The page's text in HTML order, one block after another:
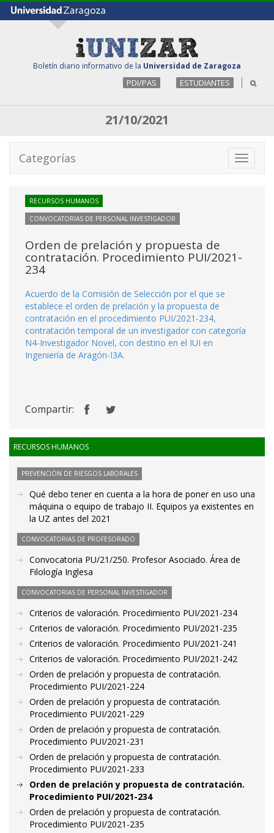
Boletín diario informativo de la Universidad de Zaragoza
PDI/PAS ESTUDIANTES
21/10/2021
Toggle
Categorías
RECURSOS HUMANOS
CONVOCATORIAS DE PERSONAL INVESTIGADOR
Orden de prelación y propuesta de
contratación. Procedimiento PUI/2021-
234
Acuerdo de la Comisión de Selección por el que se
establece el orden de prelación y la propuesta de
contratación en el procedimiento PUI/2021-234,
contratación temporal de un investigador con categoría
N4-Investigador Novel, con destino en el IUI en
Ingeniería de Aragón-I3A.
Compartir:
RECURSOS HUMANOS
PREVENCIÓN DE RIESGOS LABORALES
Qué debo tener en cuenta a la hora de poner en uso una
máquina o equipo de trabajo II. Equipos ya existentes en
la UZ antes del 2021
CONVOCATORIAS DE PROFESORADO
Convocatoria PU/21/250. Profesor Asociado. Área de
Filología Inglesa
CONVOCATORIAS DE PERSONAL INVESTIGADOR
Criterios de valoración. Procedimiento PUI/2021-234
Criterios de valoración. Procedimiento PUI/2021-235
Criterios de valoración. Procedimiento PUI/2021-241
Criterios de valoración. Procedimiento PUI/2021-242
Orden de prelación y propuesta de contratación.
Procedimiento PUI/2021-224
Orden de prelación y propuesta de contratación.
Procedimiento PUI/2021-229
Orden de prelación y propuesta de contratación.
Procedimiento PUI/2021-231
Orden de prelación y propuesta de contratación.
Procedimiento PUI/2021-233
Orden de prelación y propuesta de contratación.
Procedimiento PUI/2021-234
Orden de prelación y propuesta de contratación.
Procedimiento PUI/2021-235